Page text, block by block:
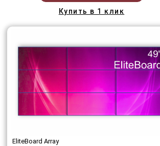
Купить в 1 клик
EliteBoard Array